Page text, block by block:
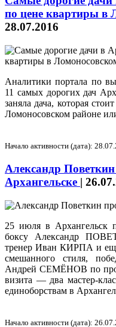
по цене квартиры в
28.07.2016
Аналитики портала по
11 самых дорогих дач
заняла дача, которая
Ломоносовском районе
Начало активности (дата):
Александр
Архангельске |
25 июля в Архангельск
боксу Александр
тренер Иван КИРПА и
смешанного стиля,
Андрей СЕМЁНОВ по
визита — два мастер-
единоборствам в
Начало активности (дата):